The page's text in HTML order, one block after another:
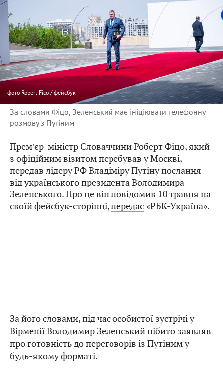
фото Robert Fico / фейсбук
За словами Фіцо, Зеленський має ініціювати телефонну
розмову з Путіним
Прем’єр-міністр Словаччини Роберт Фіцо, який
з офіційним візитом перебував у Москві,
передав лідеру РФ Владіміру Путіну послання
від українського президента Володимира
Зеленського. Про це він повідомив 10 травня на
своїй фейсбук-сторінці,передає «РБК-Україна».
За його словами, під час особистої зустрічі у
Вірменії Володимир Зеленський нібито заявляв
про готовність до переговорів із Путіним у
будь-якому форматі.